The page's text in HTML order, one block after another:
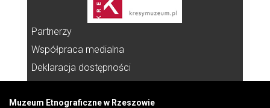
Partnerzy
Współpraca medialna
Deklaracja dostępności
Muzeum Etnograficzne w Rzeszowie